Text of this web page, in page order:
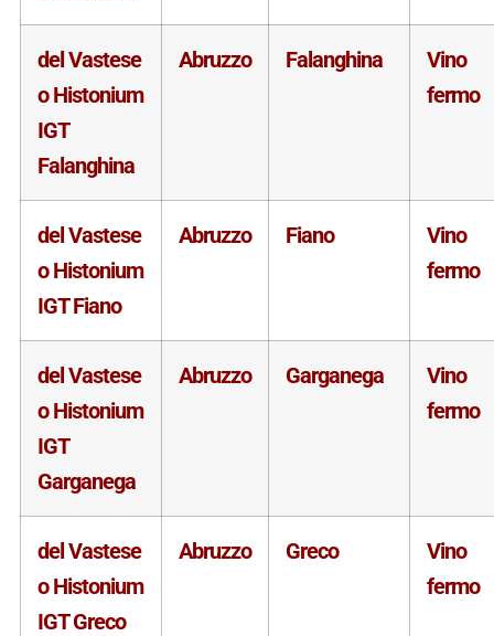
del Vastese
o Histonium
IGT
Falanghina
Abruzzo Falanghina
Vino
fermo
del Vastese
o Histonium
IGT Fiano
Abruzzo Fiano
Vino
fermo
del Vastese
o Histonium
IGT
Garganega
Abruzzo Garganega
Vino
fermo
del Vastese
o Histonium
IGT Greco
Abruzzo Greco
Vino
fermo